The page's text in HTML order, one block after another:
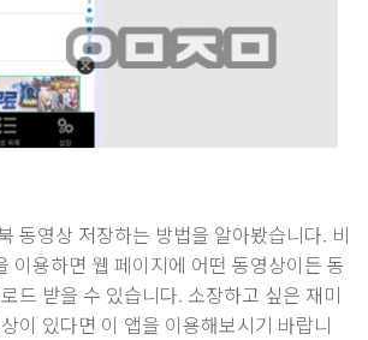
동영상 저장하는 방법을 알아봤습니다. 비
이용하면 웹 페이지에 어떤 동영상이든 동
드 받을 수 있습니다. 소장하고 싶은 재미
이 있다면 이 앱을 이용해보시기 바랍니